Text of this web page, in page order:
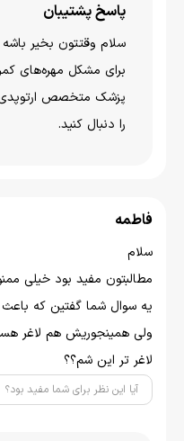
پاسخ پشتیبان
سلام وقتتون بخیر باشه
برای مشکل مهره‌های
پزشک متخصص ارتوپدی
را دنبال کنید.
فاطمه
سلام
مطالبتون مفید بود خیلی
یه سوال شما گفتین که
ولی همینجوریش هم لاغر
لاغر تر این شم؟؟
آیا این نظر برای شما مفید بود؟